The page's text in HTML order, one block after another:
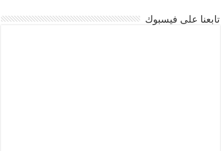
تابعنا على فيسبوك